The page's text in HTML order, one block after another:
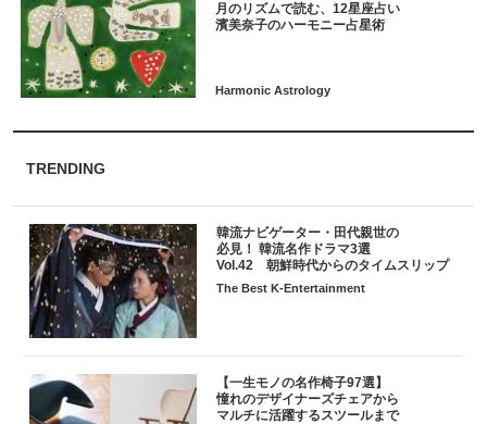
月のリズムで読む、12星座占い
TRENDING
韓流ナビゲーター・田代親世の
必見！ 韓流名作ドラマ3選
Vol.42 朝鮮時代からのタイムスリップ
The Best K-Entertainment
【一生モノの名作椅子97選】
憧れのデザイナーズチェアから
マルチに活躍するスツールまで